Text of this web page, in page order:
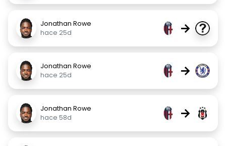
Jonathan Rowe
hace 25d
→
Jonathan Rowe
hace 25d
→
Jonathan Rowe
hace 58d
→